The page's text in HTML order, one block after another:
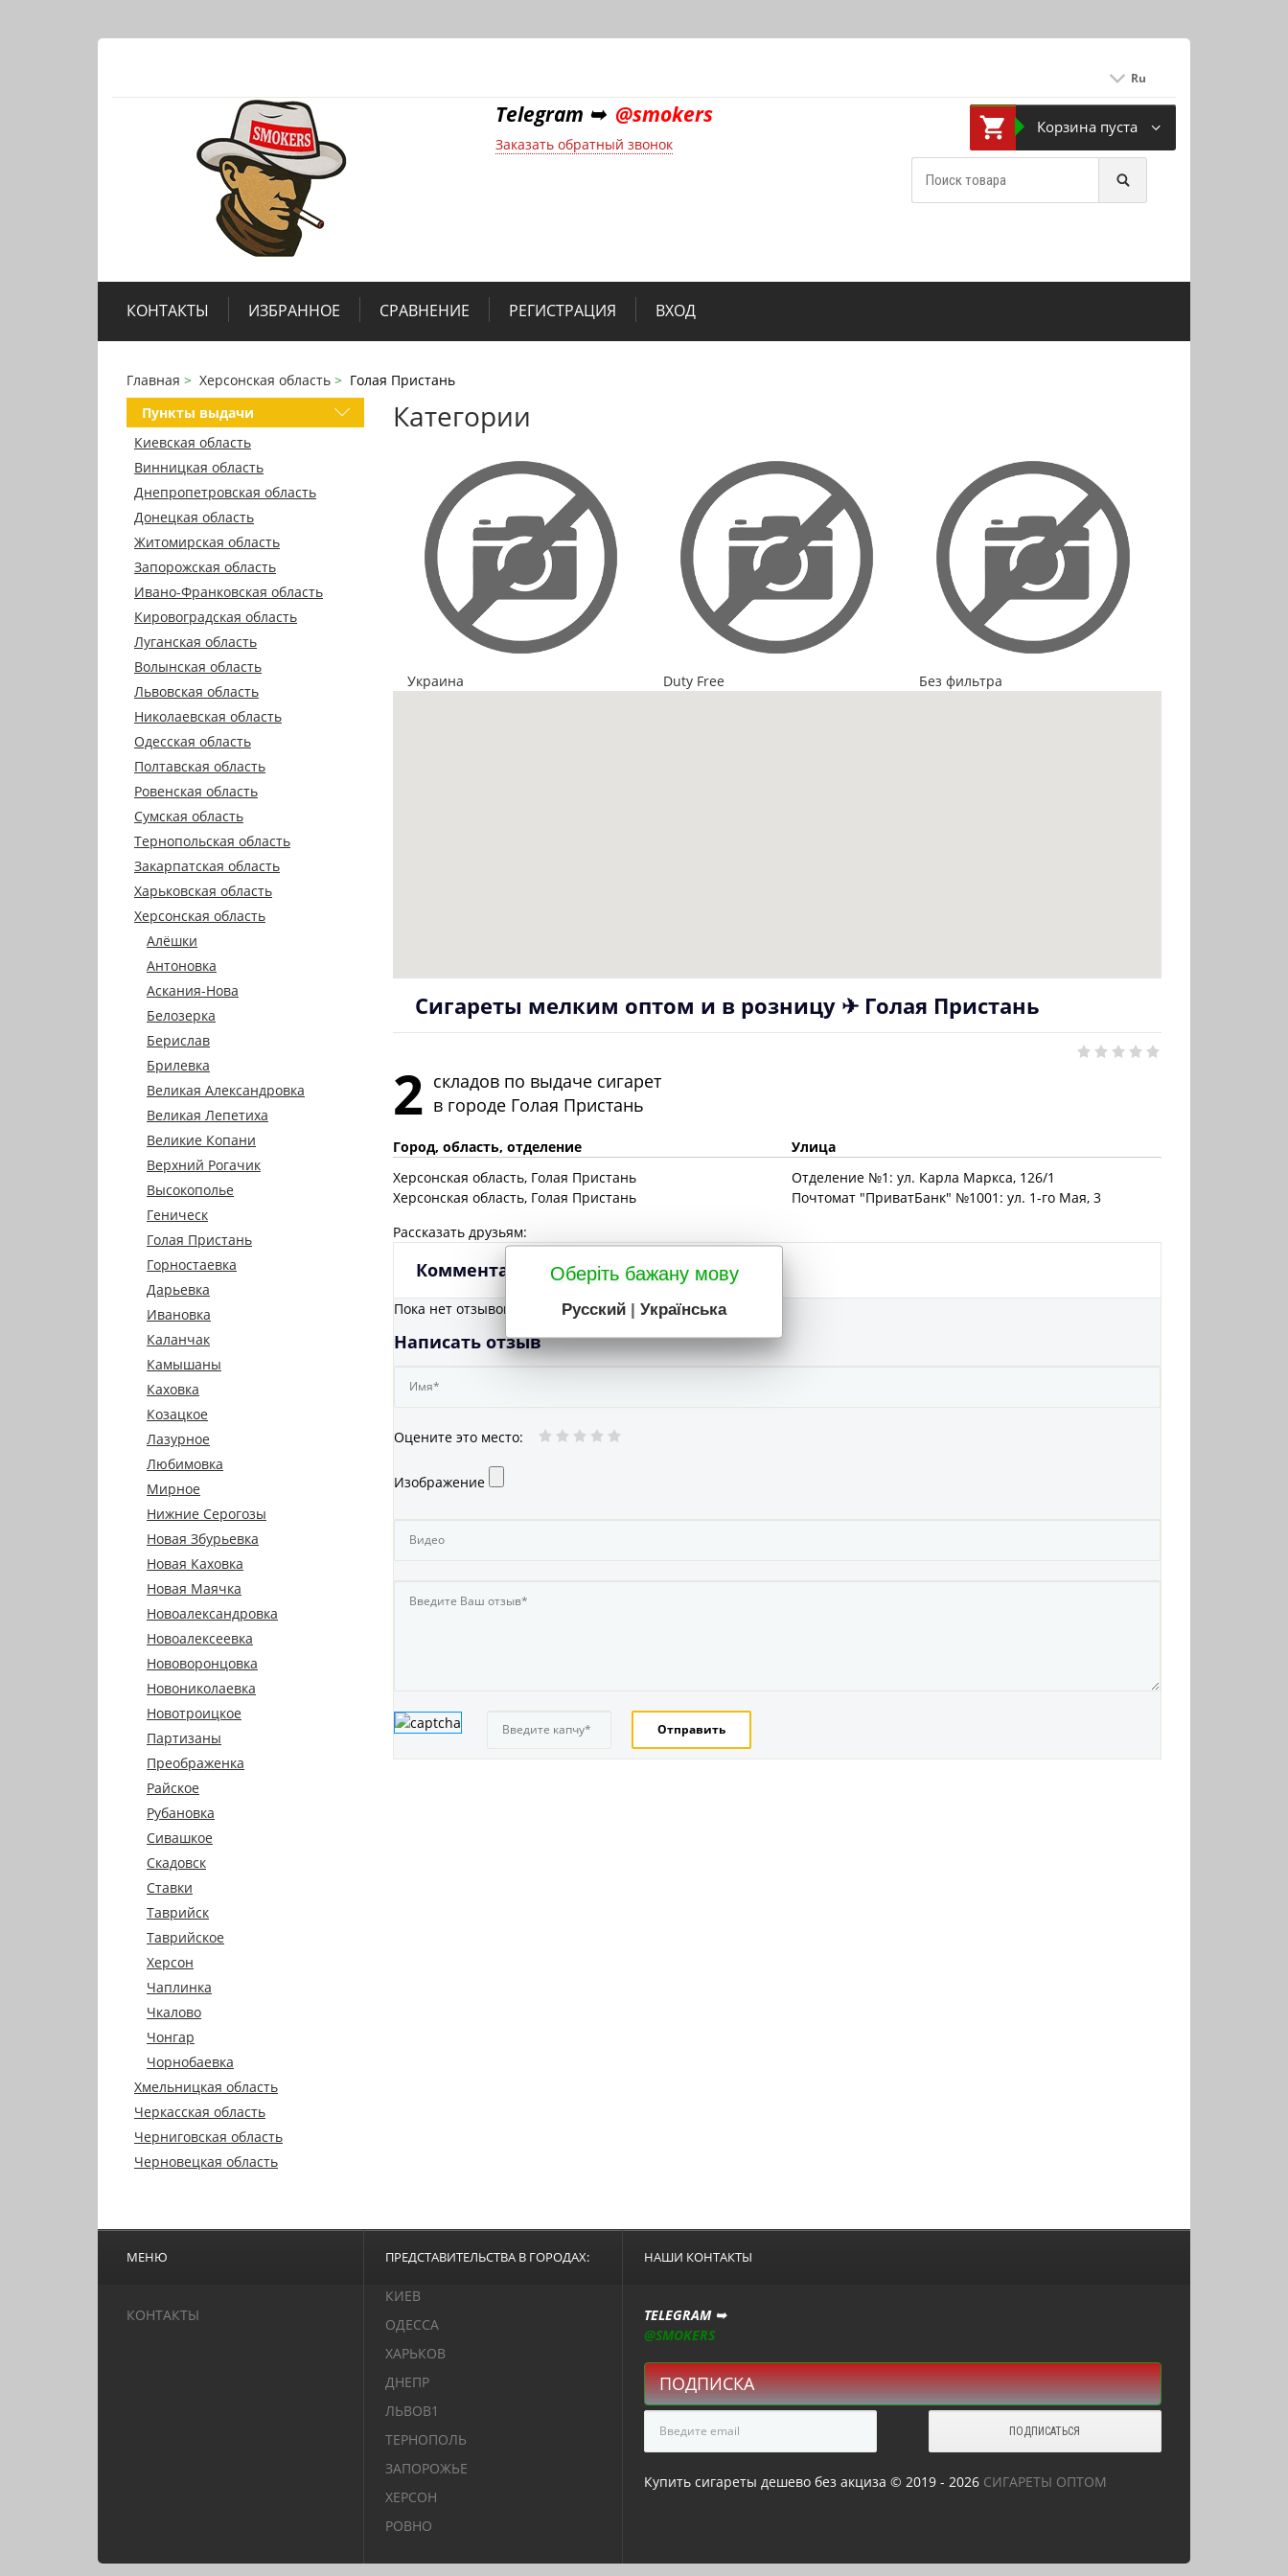
Оберіть бажану мову
Русский | Українська
Ru
Telegram ➥ @smokers
Заказать обратный звонок
Корзина пуста
КОНТАКТЫ ИЗБРАННОЕ СРАВНЕНИЕ РЕГИСТРАЦИЯ ВХОД
Главная Херсонская область
Голая Пристань
Пункты выдачи
Киевская область
Винницкая область
Днепропетровская область
Донецкая область
Житомирская область
Запорожская область
Ивано-Франковская область
Кировоградская область
Луганская область
Волынская область
Львовская область
Николаевская область
Одесская область
Полтавская область
Ровенская область
Сумская область
Тернопольская область
Закарпатская область
Харьковская область
Херсонская область
Алёшки
Антоновка
Аскания-Нова
Белозерка
Берислав
Брилевка
Великая Александровка
Великая Лепетиха
Великие Копани
Верхний Рогачик
Высокополье
Геническ
Голая Пристань
Горностаевка
Дарьевка
Ивановка
Каланчак
Камышаны
Каховка
Козацкое
Лазурное
Любимовка
Мирное
Нижние Серогозы
Новая Збурьевка
Новая Каховка
Новая Маячка
Новоалександровка
Новоалексеевка
Нововоронцовка
Новониколаевка
Новотроицкое
Партизаны
Преображенка
Райское
Рубановка
Сивашкое
Скадовск
Ставки
Таврийск
Таврийское
Херсон
Чаплинка
Чкалово
Чонгар
Чорнобаевка
Хмельницкая область
Черкасская область
Черниговская область
Черновецкая область
Категории
Украина Duty Free Без фильтра
Сигареты мелким оптом и в розницу ✈ Голая Пристань
2 складов по выдаче сигарет
в городеГолая Пристань
Город, область, отделение
Улица
Херсонская область, Голая Пристань
Отделение №1: ул. Карла Маркса, 126/1
Херсонская область, Голая Пристань
Почтомат "ПриватБанк" №1001: ул. 1-го Мая, 3
Рассказать друзьям:
Комментарии
Пока нет отзывов
Написать отзыв
Оцените это место:
Изображение
МЕНЮ
КОНТАКТЫ
ПРЕДСТАВИТЕЛЬСТВА В ГОРОДАХ:
КИЕВ
ОДЕССА
ХАРЬКОВ
ДНЕПР
ЛЬВОВ1
ТЕРНОПОЛЬ
ЗАПОРОЖЬЕ
ХЕРСОН
РОВНО
НАШИ КОНТАКТЫ
TELEGRAM ➥
@SMOKERS
ПОДПИСКА
Купить сигареты дешево без акциза © 2019 - 2026 СИГАРЕТЫ ОПТОМ